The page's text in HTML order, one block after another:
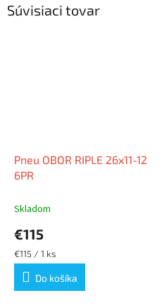
Súvisiaci tovar
Pneu OBOR RIPLE 26x11-12
6PR
Skladom
€115
Jednotková
cena:
€115 / 1 ks
Do košíka